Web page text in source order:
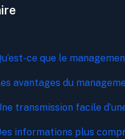
ce que le
avantages du
transmission facile
informations plus